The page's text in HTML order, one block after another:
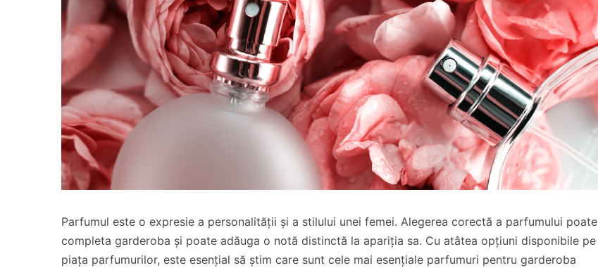
Parfumul este o expresie a personalității și a stilului unei femei. Alegerea corectă a parfumului poate
completa garderoba și poate adăuga o notă distinctă la apariția sa. Cu atâtea opțiuni disponibile pe
piața parfumurilor, este esențial să știm care sunt cele mai esențiale parfumuri pentru garderoba